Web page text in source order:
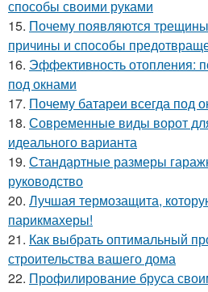
способы своими руками
15. Почему появляются
причины и способы
16. Эффективность отопления:
под окнами
17. Почему батареи всегда под
18. Современные виды ворот
идеального варианта
19. Стандартные размеры
руководство
20. Лучшая термозащита,
парикмахеры!
21. Как выбрать оптимальный
строительства вашего дома
22. Профилирование бруса